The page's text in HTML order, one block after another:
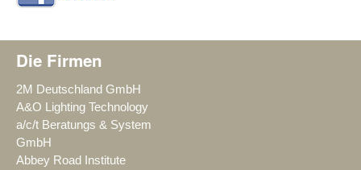
Die Firmen
2M Deutschland GmbH
A&O Lighting Technology
a/c/t Beratungs & System
GmbH
Abbey Road Institute